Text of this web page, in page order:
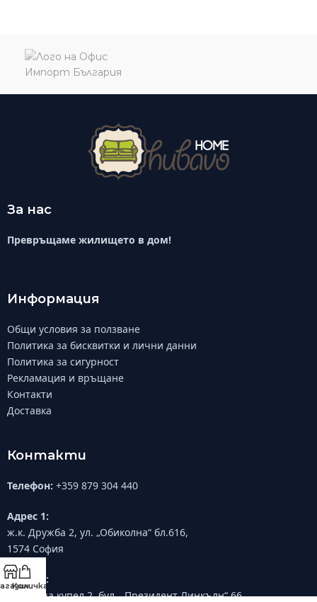
За нас
Превръщаме жилището в дом!
Информация
Общи условия за ползване
Политика за бисквитки и лични данни
Политика за сигурност
Рекламация и връщане
Контакти
Доставка
Контакти
Телефон: +359 879 304 440
Адрес 1:
ж.к. Дружба 2, ул. „Обиколна“ бл.616,
1574 София
Адрес 2:
ж.к. Овча купел 2, бул. „Президент Линкълн“ 66,
Количка